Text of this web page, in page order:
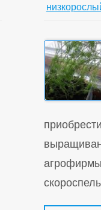
агрофирмы